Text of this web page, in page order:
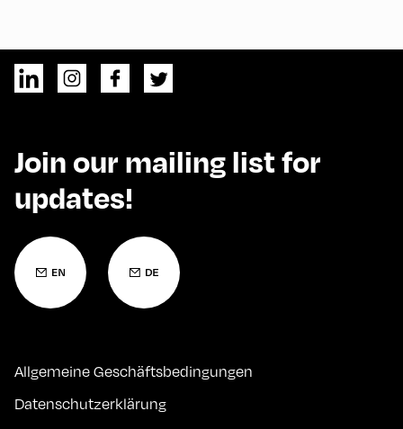
Join our mailing list for
updates!
Allgemeine Geschäftsbedingungen
Datenschutzerklärung